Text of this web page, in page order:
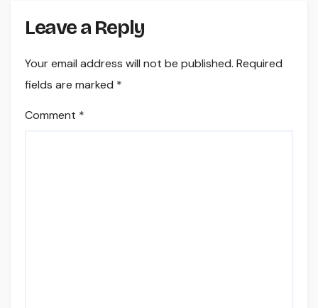
Leave a Reply
Your email address will not be published. Required
fields are marked *
Comment *